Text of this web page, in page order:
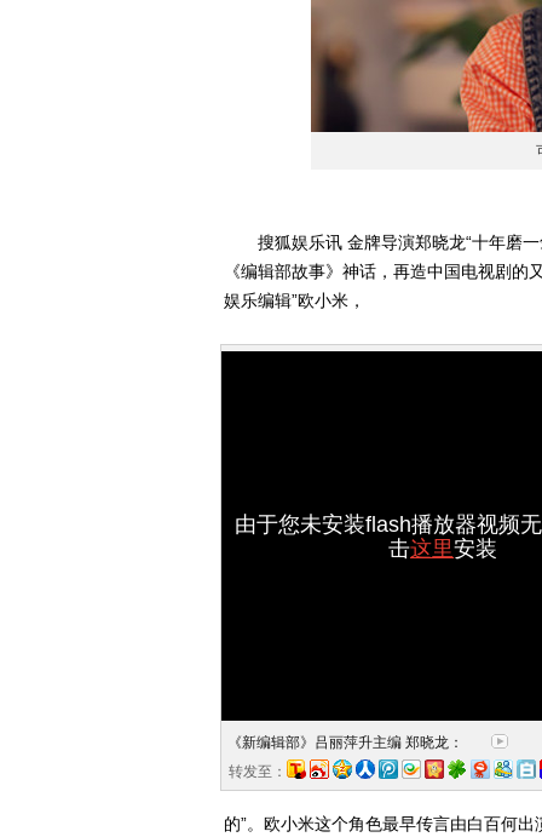
搜狐娱乐讯 金牌导演郑晓龙“十年磨一
《编辑部故事》神话，再造中国电视剧
娱乐编辑”欧小米，
由于您未安装flash播放器视频
击这里安装
《新编辑部》吕丽萍升主编 郑晓龙：
转发至：
的”。欧小米这个角色最早传言由白百何